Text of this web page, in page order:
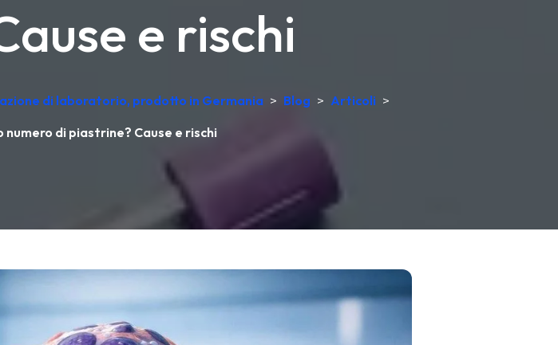
e rischi
di laboratorio, prodotto in Germania > Blog > Articoli >
numero di piastrine? Cause e rischi